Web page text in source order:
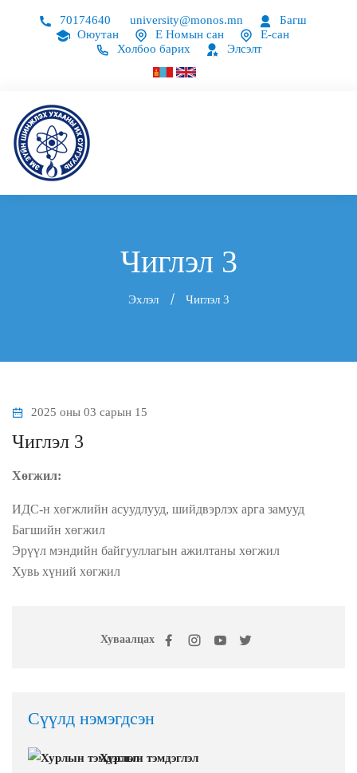
70174640 university@monos.mn
Багш
Оюутан
Е Номын сан
Е-сан
Холбоо барих
Элсэлт
Чиглэл 3
Эхлэл Чиглэл 3
2025 оны 03 сарын 15
Чиглэл 3
Хөгжил:
ИДС-н хөгжлийн асуудлууд, шийдвэрлэх арга замууд
Багшийн хөгжил
Эрүүл мэндийн байгууллагын ажилтаны хөгжил
Хувь хүний хөгжил
Хуваалцах
Сүүлд нэмэгдсэн
Хурлын тэмдэглэл